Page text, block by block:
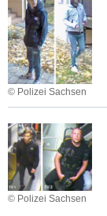
t
e
r
b
e
t
r
u
g
r
ü
g
e
r
L
e
i
p
r
e
s
d
e
n
e
r
ä
a
n
d
a
n
s
c
h
a
g
© Polizei Sachsen
n
W
o
h
n
© Polizei Sachsen